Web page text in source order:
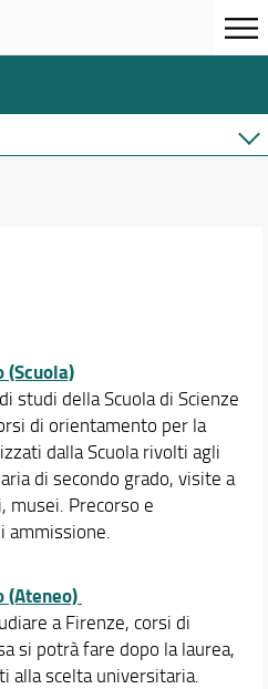
(Scuola)
studi della Scuola di Scienze
di orientamento per la
dalla Scuola rivolti agli
di secondo grado, visite a
musei. Precorso e
ammissione.
(Ateneo)
a Firenze, corsi di
si potrà fare dopo la laurea,
alla scelta universitaria.